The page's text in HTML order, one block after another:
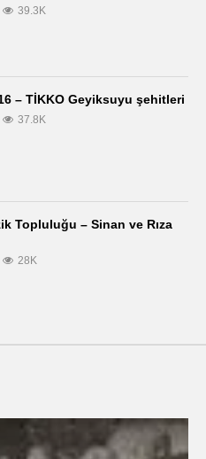
39.3K
– TİKKO Geyiksuyu şehitleri
37.8K
Topluluğu – Sinan ve Rıza
28K